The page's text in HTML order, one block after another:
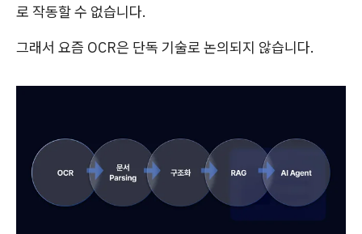
로 작동할 수 없습니다.
그래서 요즘 OCR은 단독 기술로 논의되지 않습니다.